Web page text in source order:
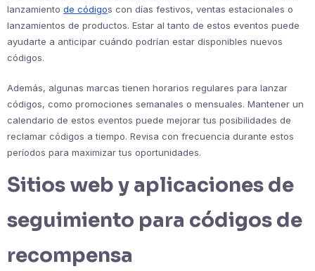
lanzamiento de códigos con días festivos, ventas estacionales o
lanzamientos de productos. Estar al tanto de estos eventos puede
ayudarte a anticipar cuándo podrían estar disponibles nuevos
códigos.
Además, algunas marcas tienen horarios regulares para lanzar
códigos, como promociones semanales o mensuales. Mantener un
calendario de estos eventos puede mejorar tus posibilidades de
reclamar códigos a tiempo. Revisa con frecuencia durante estos
períodos para maximizar tus oportunidades.
Sitios web y aplicaciones de
seguimiento para códigos de
recompensa